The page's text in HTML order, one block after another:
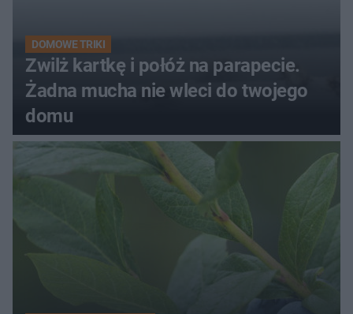
DOMOWE TRIKI
Zwilż kartkę i połóż na parapecie.
Żadna mucha nie wleci do twojego
domu